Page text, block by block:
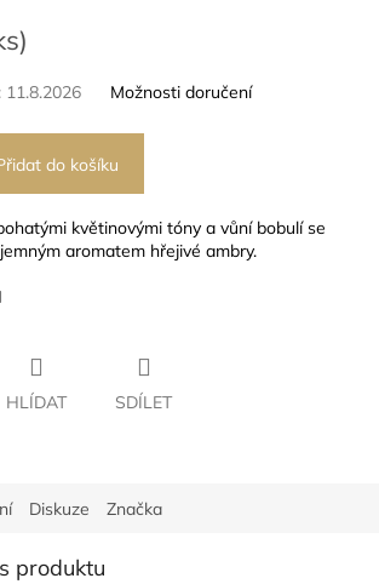
11.8.2026 Možnosti doručení
do košíku
květinovými tóny a vůní bobulí se
aromatem hřejivé ambry.
HLÍDAT SDÍLET
Diskuze Značka
produktu